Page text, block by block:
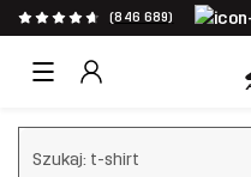
(846 689)
Wyczyść wyszukiwanie